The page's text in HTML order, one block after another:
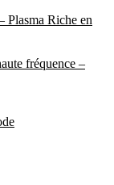
Plasma Riche en
fréquence –